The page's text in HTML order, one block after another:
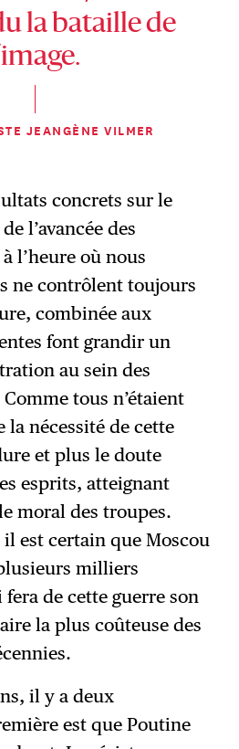
la bataille de
JEANGÈNE VILMER
concrets sur le
l’avancée des
l’heure où nous
ne contrôlent toujours
combinée aux
font grandir un
au sein des
Comme tous n’étaient
la nécessité de cette
et plus le doute
esprits, atteignant
moral des troupes.
il est certain que Moscou
milliers
de cette guerre son
la plus coûteuse des
il y a deux
est que Poutine